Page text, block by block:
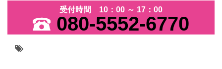
受付時間 10：00 ～ 17：00
080-5552-6770